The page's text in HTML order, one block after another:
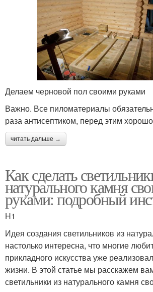
Делаем черновой пол своими руками
Важно. Все пиломатериалы
раза антисептиком, перед этим
читать дальше →
Как сделать
натурального камня
руками: подробный
H1
Идея создания светильников из
настолько интересна, что многие
прикладного искусства уже
жизни. В этой статье мы расскажем
светильники из натурального камня